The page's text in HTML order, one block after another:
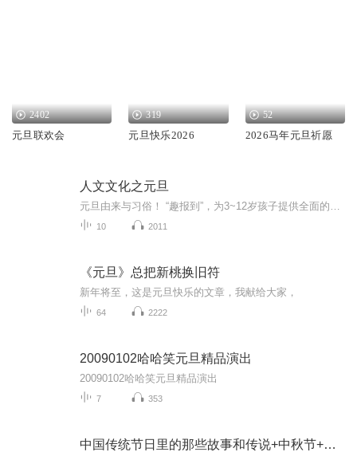
2402
元旦联欢会
319
元旦快乐2026
52
2026马年元旦祈愿
人文文化之元旦
10 2011
《元旦》总把新桃换旧符
新年将至，这是元旦快乐的文章，我献给大家，
64 2222
20090102哈哈笑元旦精品演出
20090102哈哈笑元旦精品演出
7 353
中国传统节日里的那些故事和传说+中秋节+元旦春节等